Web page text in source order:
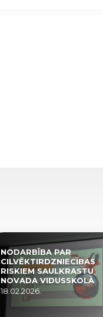
NODARBĪBA PAR
CILVĒKTIRDZNIECĪBAS
RISKIEM SAULKRASTU
NOVADA VIDUSSKOLĀ
18.02.2026.